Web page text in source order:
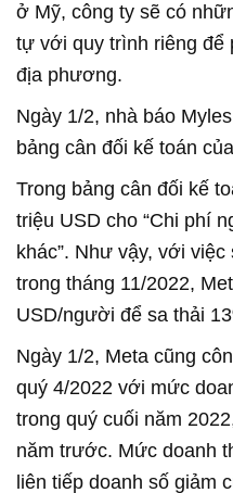
ở Mỹ, công ty sẽ có
tự với quy trình riêng để
địa phương.
Ngày 1/2, nhà báo
bảng cân đối kế toán
Trong bảng cân đối kế
triệu USD cho “Chi phí
khác”. Như vậy, với
trong tháng 11/2022,
USD/người để sa thải
Ngày 1/2, Meta cũng
quý 4/2022 với mức
trong quý cuối năm
năm trước. Mức doanh
liên tiếp doanh số giảm